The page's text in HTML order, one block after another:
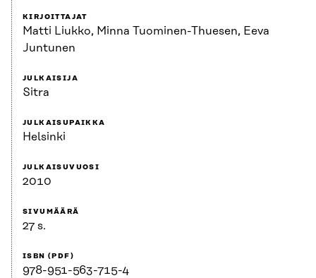
KIRJOITTAJAT
Matti Liukko, Minna Tuominen-Thuesen, Eeva
Juntunen
JULKAISIJA
Sitra
JULKAISUPAIKKA
Helsinki
JULKAISUVUOSI
2010
SIVUMÄÄRÄ
27 s.
ISBN (PDF)
978-951-563-715-4